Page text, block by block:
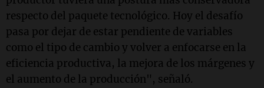
respecto del paquete tecnológico. Hoy el desafío
pasa por dejar de estar pendiente de variables
como el tipo de cambio y volver a enfocarse en la
eficiencia productiva, la mejora de los márgenes y
el aumento de la producción", señaló.